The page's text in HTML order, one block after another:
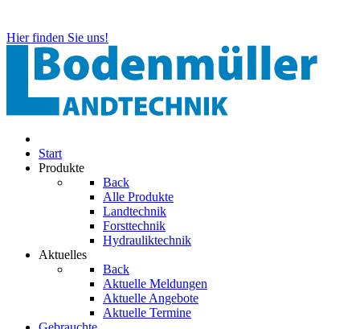
Hier finden Sie uns!
Start
Produkte
Back
Alle Produkte
Landtechnik
Forsttechnik
Hydrauliktechnik
Aktuelles
Back
Aktuelle Meldungen
Aktuelle Angebote
Aktuelle Termine